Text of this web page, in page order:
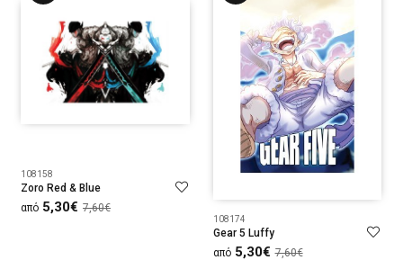
108158
Zoro Red & Blue
από 5,30€ 7,60€
108174
Gear 5 Luffy
από 5,30€ 7,60€